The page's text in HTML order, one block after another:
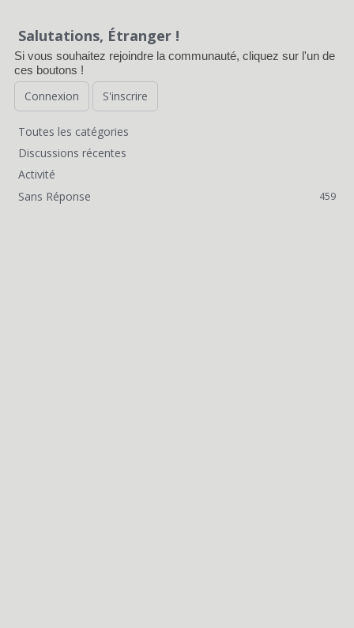
Salutations, Étranger !
Si vous souhaitez rejoindre la communauté, cliquez sur l'un de
ces boutons !
Connexion S'inscrire
L
i
e
Toutes les catégories
Discussions récentes
Activité
Sans Réponse
459